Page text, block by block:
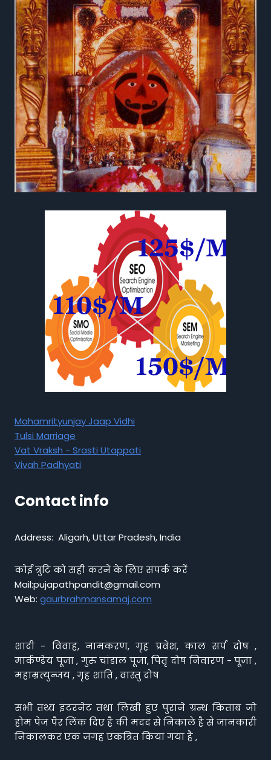
Mahamrityunjay Jaap Vidhi
Tulsi Marriage
Vat Vraksh - Srasti Utappati
Vivah Padhyati
Contact info
Address: Aligarh, Uttar Pradesh, India
कोई त्रुटि को सही करने के लिए संपर्क करें
Mail:pujapathpandit@gmail.com
Web: gaurbrahmansamaj.com
शादी - विवाह, नामकरण, गृह प्रवेश, काल सर्प दोष ,
मार्कण्डेय पूजा , गुरु चांडाल पूजा, पितृ दोष निवारण - पूजा ,
महाम्रत्युन्जय , गृह शांति , वास्तु दोष
सभी तथ्य इंटरनेट तथा लिखी हुए पुराने ग्रन्थ किताब जो
होम पेज पैर लिंक दिए है की मदद से निकाले है से जानकारी
निकालकर एक जगह एकत्रित किया गया है ,